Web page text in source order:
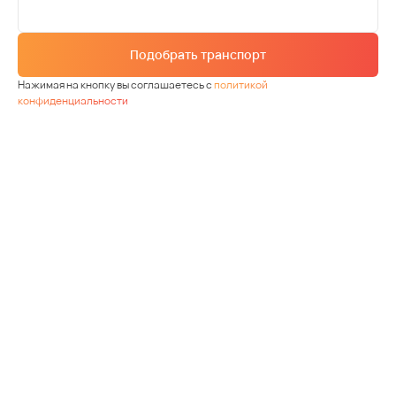
Подобрать транспорт
Нажимая на кнопку вы соглашаетесь сполитикой
конфиденциальности